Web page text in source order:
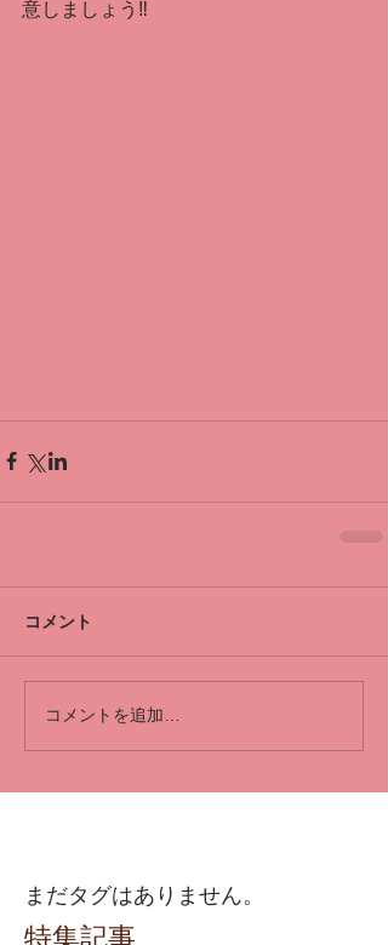
意しましょう‼
コメント
コメントを追加…
まだタグはありません。
特集記事